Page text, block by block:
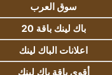
سوق العرب
باك لينك باقة 20
اعلانات الباك لينك
أقوى باقة باك لينك